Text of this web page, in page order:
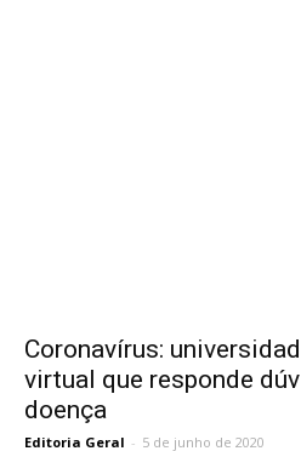
Coronavírus:
virtual que responde
doença
Editoria Geral - 5 de junho de 2020